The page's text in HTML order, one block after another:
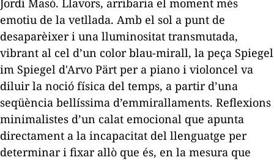
emotiu de la vetllada. Amb el sol a punt de
desaparèixer i una lluminositat transmutada,
vibrant al cel d’un color blau-mirall, la peça Spiegel
im Spiegel d'Arvo Pärt per a piano i violoncel va
diluir la noció física del temps, a partir d’una
seqüència bellíssima d’emmirallaments. Reflexions
minimalistes d’un calat emocional que apunta
directament a la incapacitat del llenguatge per
determinar i fixar allò que és, en la mesura que